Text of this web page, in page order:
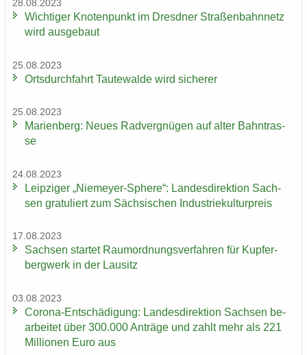
28.08.2023
Wich­ti­ger Kno­ten­punkt im Dresd­ner Stra­ßen­bahn­netz
wird aus­ge­baut
25.08.2023
Orts­durch­fahrt Tau­te­wal­de wird si­che­rer
25.08.2023
Ma­ri­en­berg: Neues Rad­ver­gnü­gen auf alter Bahn­tras­
se
24.08.2023
Leip­zi­ger „Niemeyer-​Sphere“: Lan­des­di­rek­ti­on Sach­
sen gra­tu­liert zum Säch­si­schen In­dus­trie­kul­tur­preis
17.08.2023
Sach­sen star­tet Raum­ord­nungs­ver­fah­ren für Kup­fer­
berg­werk in der Lau­sitz
03.08.2023
Corona-​Entschädigung: Lan­des­di­rek­ti­on Sach­sen be­
ar­bei­tet über 300.000 An­trä­ge und zahlt mehr als 221
Mil­lio­nen Euro aus